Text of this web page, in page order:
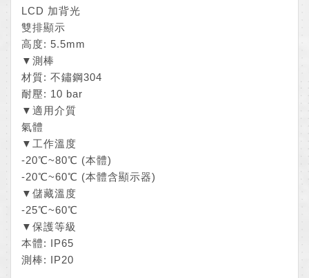
LCD 加背光
雙排顯示
高度: 5.5mm
▼測棒
材質: 不鏽鋼304
耐壓: 10 bar
▼適用介質
氣體
▼工作溫度
-20℃~80℃ (本體)
-20℃~60℃ (本體含顯示器)
▼儲藏溫度
-25℃~60℃
▼保護等級
本體: IP65
測棒: IP20